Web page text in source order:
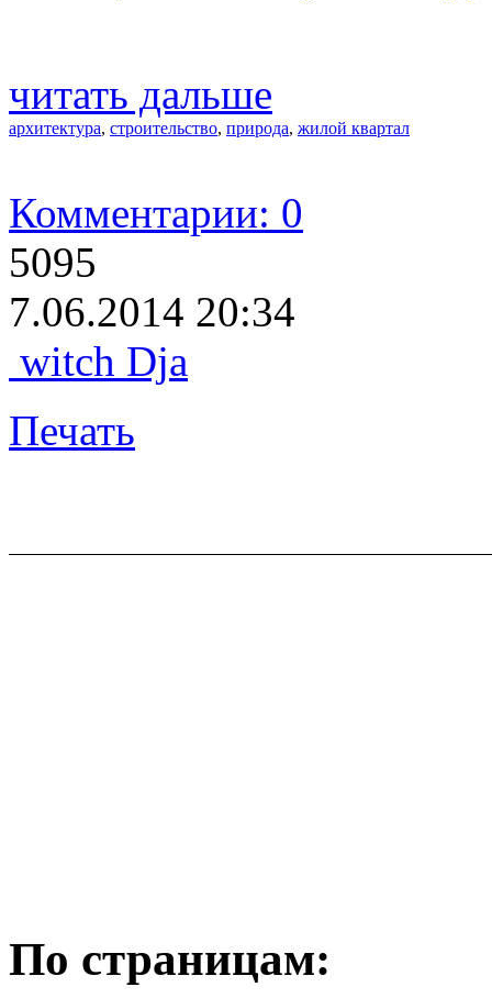
читать дальше
архитектура, строительство, природа, жилой квартал
Комментарии: 0
5095
7.06.2014 20:34
witch Dja
Печать
По страницам: